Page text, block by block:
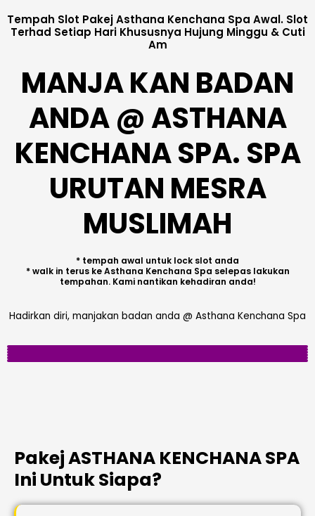
Tempah Slot Pakej Asthana Kenchana Spa Awal. Slot
Terhad Setiap Hari Khususnya Hujung Minggu & Cuti
Am
MANJA KAN BADAN
ANDA @ ASTHANA
KENCHANA SPA. SPA
URUTAN MESRA
MUSLIMAH
* tempah awal untuk lock slot anda
* walk in terus ke Asthana Kenchana Spa selepas lakukan
tempahan. Kami nantikan kehadiran anda!
Hadirkan diri, manjakan badan anda @ Asthana Kenchana Spa
Pakej ASTHANA KENCHANA SPA
Ini Untuk Siapa?